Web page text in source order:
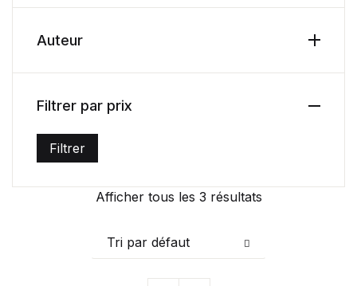
History
Romance
Sports & Outdoors
Afficher tous les 3 résultats
Tri par défaut
Auteur
Filtrer par prix
Prix min
Prix max
Filtrer